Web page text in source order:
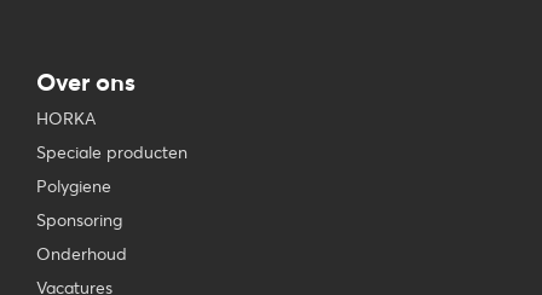
Over ons
HORKA
Speciale producten
Polygiene
Sponsoring
Onderhoud
Vacatures